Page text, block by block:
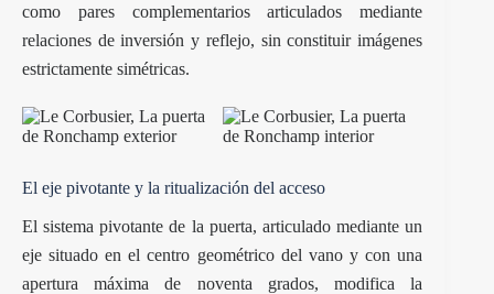
como pares complementarios articulados mediante
relaciones de inversión y reflejo, sin constituir imágenes
estrictamente simétricas.
El eje pivotante y la ritualización del acceso
El sistema pivotante de la puerta, articulado mediante un
eje situado en el centro geométrico del vano y con una
apertura máxima de noventa grados, modifica la